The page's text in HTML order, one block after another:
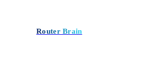
Router Brain